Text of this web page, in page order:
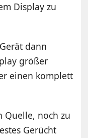
Display zu
dann
größer
einen komplett
Quelle, noch zu
Gerücht